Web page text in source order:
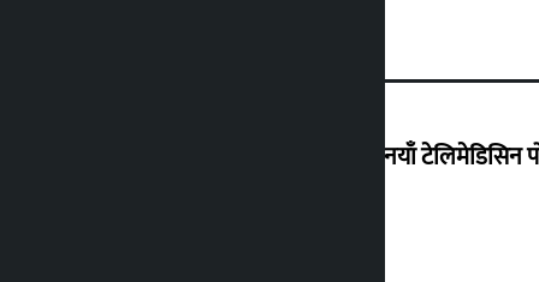
वैदेशिक रोजगारीमा रहेका श्रमिकका लागि नयाँ टेलिमेडिसिन